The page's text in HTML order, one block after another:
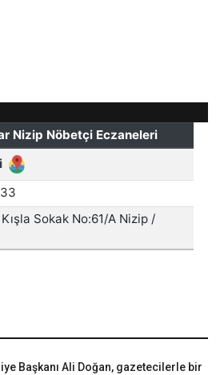
Başkanı Ali Doğan, gazetecilerle bir